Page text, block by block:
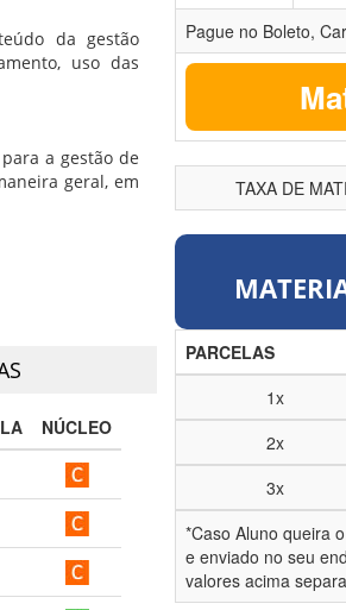
da gestão
uso das
a gestão de
geral, em
NÚCLEO
Pague no Boleto,
TAXA DE
PARCELAS
1x
2x
3x
*Caso Aluno queira
e enviado no seu
valores acima